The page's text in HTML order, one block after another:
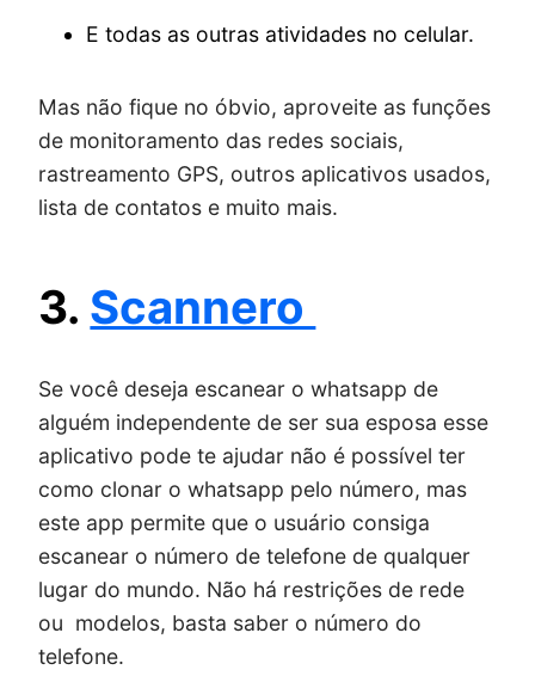
E todas as outras atividades no celular.
Mas não fique no óbvio, aproveite as funções
de monitoramento das redes sociais,
rastreamento GPS, outros aplicativos usados,
lista de contatos e muito mais.
3. Scannero
Se você deseja escanear o whatsapp de
alguém independente de ser sua esposa esse
aplicativo pode te ajudar não é possível ter
como clonar o whatsapp pelo número, mas
este app permite que o usuário consiga
escanear o número de telefone de qualquer
lugar do mundo. Não há restrições de rede
ou modelos, basta saber o número do
telefone.